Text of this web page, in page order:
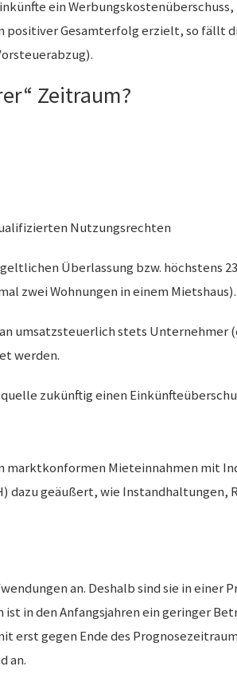
ein
positiver Gesamterfolg erzielt, so fällt
Zeitraum?
Nutzungsrechten
Überlassung bzw. höchstens
zwei Wohnungen in einem Mietshaus).
umsatzsteuerlich stets Unternehmer
werden.
zukünftig einen
marktkonformen Mieteinnahmen mit
dazu geäußert, wie
an. Deshalb sind sie in
in den Anfangsjahren ein geringer
erst gegen Ende des
an.